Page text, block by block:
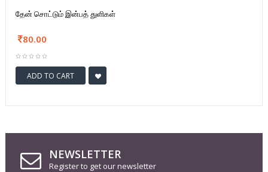
தேன் சொட்டும் இன்பத் துளிகள்
80.00
ADD TO CART
NEWSLETTER
Register to get our newsletter